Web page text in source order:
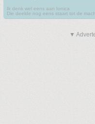
Ik denk wel eens aan Ionica
Die deelde nog eens staart tot de
▼